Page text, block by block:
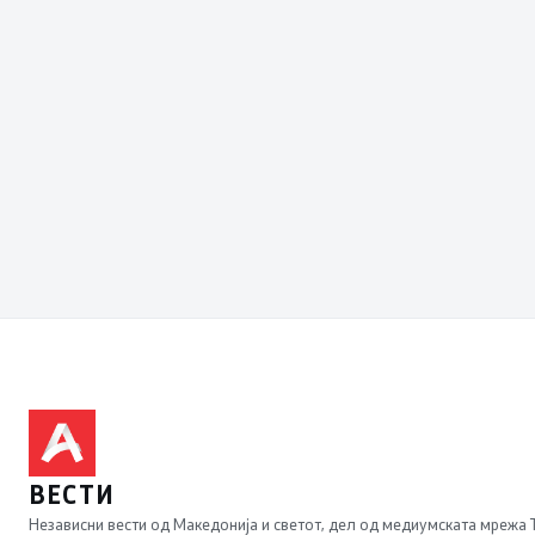
ВЕСТИ
Независни вести од Македонија и светот, дел од медиумската